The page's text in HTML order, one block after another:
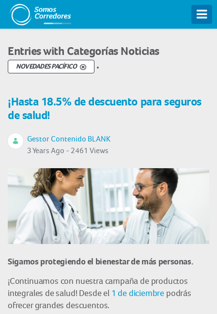
Entries with Categorías Noticias
NOVEDADES PACÍFICO .
¡Hasta 18.5% de descuento para seguros
de salud!
Gestor Contenido BLANK
3 Years Ago - 2461 Views
Sigamos protegiendo el bienestar de más personas.
¡Continuamos con nuestra campaña de productos
integrales de salud! Desde el 1 de diciembre podrás
ofrecer grandes descuentos.